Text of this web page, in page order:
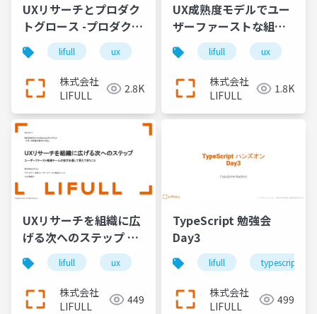
UXリサーチとプロダク
トグロース -プロダクト
グロースを最大化する
UXリサーチの活用方法
-
lifull ux uxリサーチ
株式会社
LIFULL
2.8K
UX成熟度モデルでユー
ザーファーストな組織
へ ユーザーファースト
な開発を組織に浸透し
ていくために、どのよ
うに UX成熟度モデルを
活用しているか?
lifull ux
株式会社
LIFULL
1.8K
UXリサーチを組織に広
げる次へのステップ ユ
ーザーファースト推進
チームの拡大を通して
見えてきたこと
lifull ux uxリサーチ
株式会社
LIFULL
449
TypeScript 勉強会
Day3
lifull typescript
株式会社
LIFULL
499